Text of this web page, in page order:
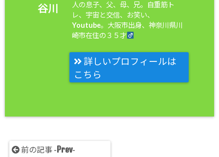
谷川
人の息子、父、母、兄。自重筋ト
レ、宇宙と交信、お笑い、
Youtube。大阪市出身、神奈川県川
崎市在住の３５才
詳しいプロフィールは
こちら
前の記事 -Prev-